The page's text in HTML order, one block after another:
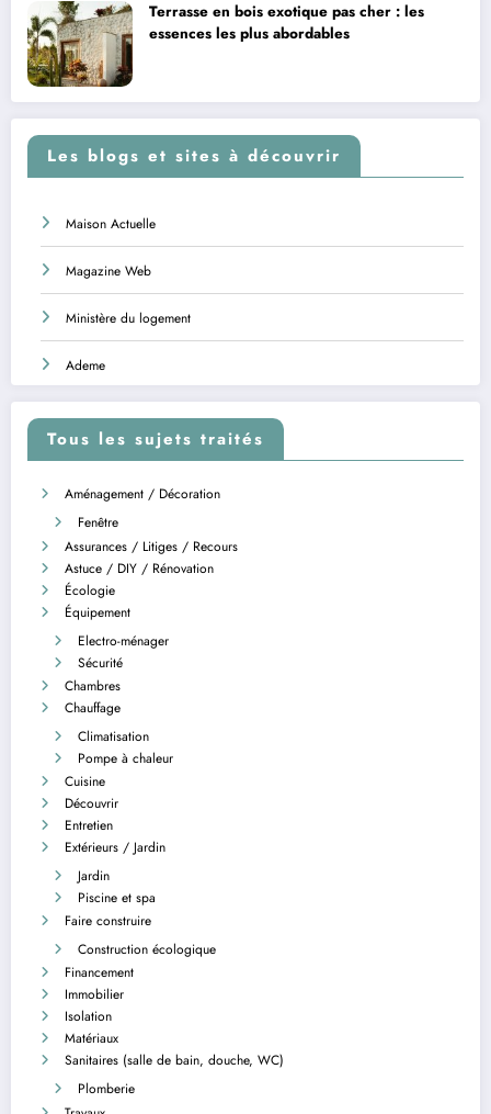
Terrasse en bois exotique pas cher : les
essences les plus abordables
Les blogs et sites à découvrir
Maison Actuelle
Magazine Web
Ministère du logement
Ademe
Tous les sujets traités
Aménagement / Décoration
Fenêtre
Assurances / Litiges / Recours
Astuce / DIY / Rénovation
Écologie
Équipement
Electro-ménager
Sécurité
Chambres
Chauffage
Climatisation
Pompe à chaleur
Cuisine
Découvrir
Entretien
Extérieurs / Jardin
Jardin
Piscine et spa
Faire construire
Construction écologique
Financement
Immobilier
Isolation
Matériaux
Sanitaires (salle de bain, douche, WC)
Plomberie